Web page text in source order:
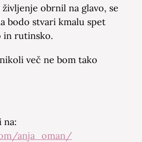
obrnil na glavo, se
bodo stvari kmalu spet
in rutinsko.
več ne bom tako
na:
anja_oman/